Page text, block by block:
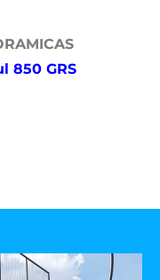
850 GRS